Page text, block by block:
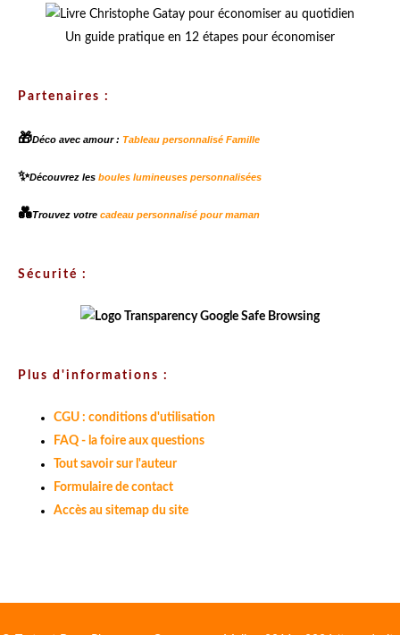
Un guide pratique en 12 étapes pour économiser
Partenaires :
🎁Déco avec amour : Tableau personnalisé Famille
✨Découvrez les boules lumineuses personnalisées
💑Trouvez votre cadeau personnalisé pour maman
Sécurité :
Plus d'informations :
CGU : conditions d'utilisation
FAQ - la foire aux questions
Tout savoir sur l'auteur
Formulaire de contact
Accès au sitemap du site